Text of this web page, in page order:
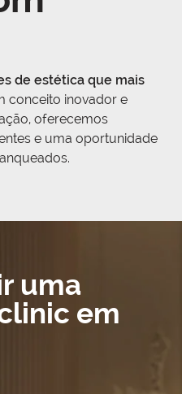
de estética que mais
conceito inovador e
oferecemos
e uma oportunidade
uma
em